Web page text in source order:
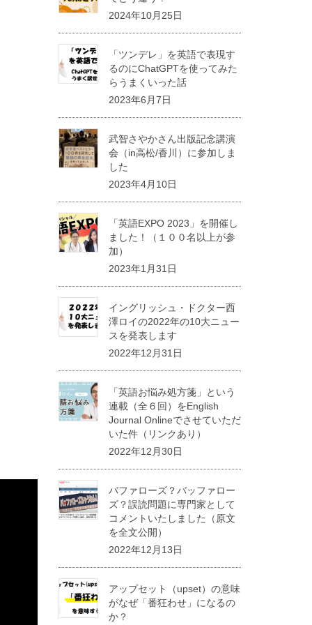
2024年10月25日
「ツンデレ」を英語で表現す
るのにChatGPTを使ってみた
らうまくいった話
2023年6月7日
武智さやかさん出版記念講演
会（in高松/香川）に参加しま
した
2023年4月10日
「英語EXPO 2023」を開催し
ました！（１００名以上が参
加）
2023年1月31日
イングリッシュ・ドクター西
澤ロイの2022年の10大ニュー
スを発表します
2022年12月31日
「英語お悩み処方箋」という
連載（全６回）をEnglish
Journal Onlineでさせていただ
いた件（リンクあり）
2022年12月30日
バファローズ？バッファロー
ズ？誤読問題に専門家として
コメントいたしました（原文
を全文公開）
2022年12月13日
アップセット（upset）の意味
がなぜ「番狂わせ」になるの
か？